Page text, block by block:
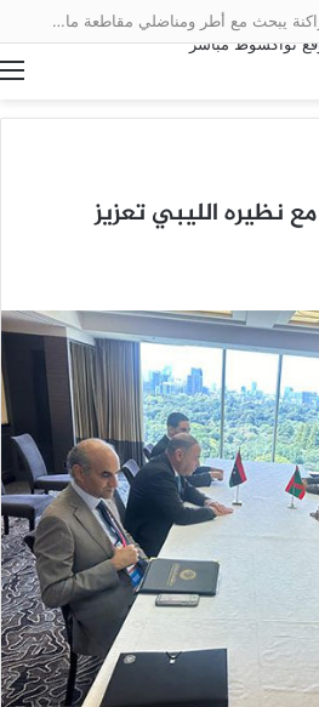
منسق العمل الحزبي بلبراكنة يبحث مع أطر ومناضلي مقاطعة مال سبل تعزيز العمل التنظيمي
نظيره الليبي تعزيز